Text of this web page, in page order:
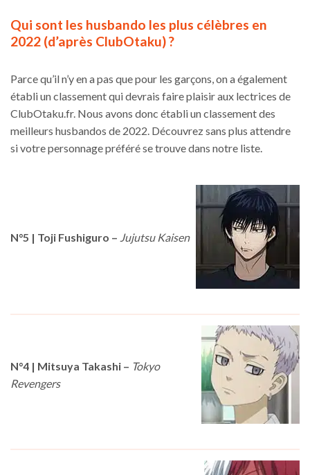
Qui sont les husbando les plus célèbres en
2022 (d’après ClubOtaku) ?
Parce qu’il n’y en a pas que pour les garçons, on a également
établi un classement qui devrais faire plaisir aux lectrices de
ClubOtaku.fr. Nous avons donc établi un classement des
meilleurs husbandos de 2022. Découvrez sans plus attendre
si votre personnage préféré se trouve dans notre liste.
N°5 | Toji Fushiguro – Jujutsu Kaisen
N°4 | Mitsuya Takashi – Tokyo
Revengers